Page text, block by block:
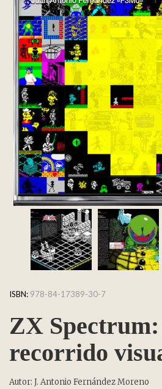
ISBN: 978-84-17389-30-7
ZX
recorrido
Autor: J. Antonio Fernández Moreno